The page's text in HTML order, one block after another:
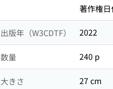
著作権
出版年（W3CDTF） 2022
数量 240 p
大きさ 27 cm